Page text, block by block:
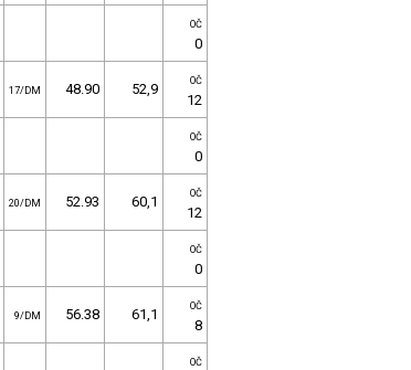
OČ
0
17/DM 48.90 52,9 OČ
12
OČ
0
20/DM 52.93 60,1 OČ
12
OČ
0
9/DM 56.38 61,1 OČ
8
OČ